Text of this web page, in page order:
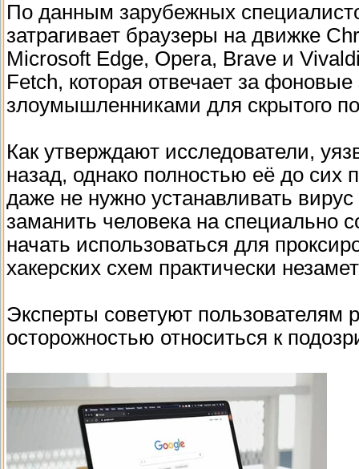
По данным зарубежных
затрагивает браузеры на движке
Microsoft Edge, Opera, Brave и
Fetch, которая отвечает за
злоумышленниками для скрытого
Как утверждают исследователи,
назад, однако полностью её до
даже не нужно устанавливать
заманить человека на специально
начать использоваться для
хакерских схем практически
Эксперты советуют пользователям
осторожностью относиться к